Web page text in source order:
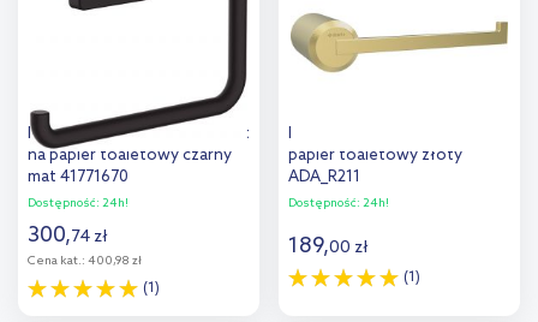
Hansgrohe AddStoris uchwyt
na papier toaletowy czarny
mat 41771670
Dostępność: 24h!
300,74 zł
Cena kat.: 400,98 zł
(1)
Deante Arnika uchwyt na
papier toaletowy złoty
ADA_R211
Dostępność: 24h!
189,00 zł
(1)